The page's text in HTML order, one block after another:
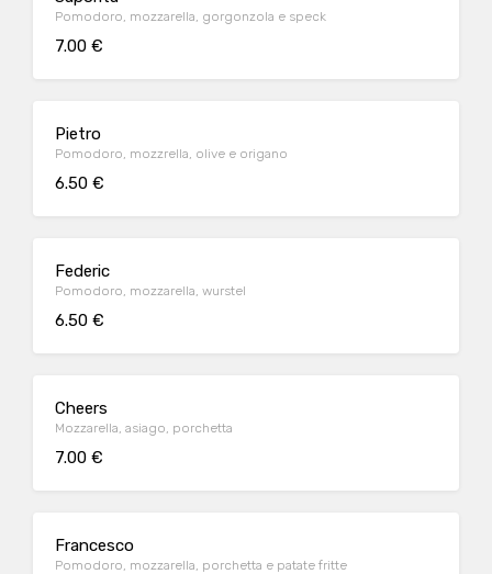
Pomodoro, mozzarella, gorgonzola e speck
7.00 €
Pietro
Pomodoro, mozzrella, olive e origano
6.50 €
Federic
Pomodoro, mozzarella, wurstel
6.50 €
Cheers
Mozzarella, asiago, porchetta
7.00 €
Francesco
Pomodoro, mozzarella, porchetta e patate fritte